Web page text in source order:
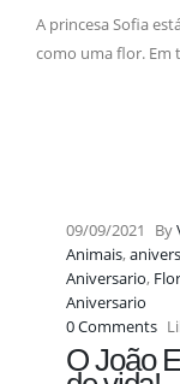
A princesa Sofia
como uma flor. Em
09/09/2021 By
Animais,
Aniversario,
Aniversario
0 Comments
O João